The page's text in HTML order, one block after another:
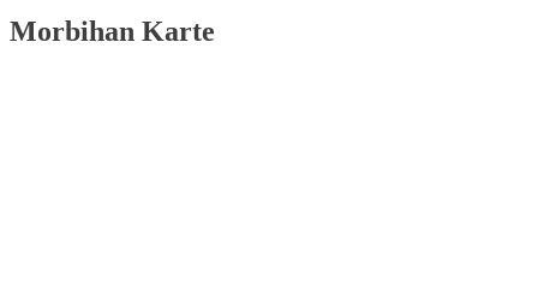
Morbihan Karte